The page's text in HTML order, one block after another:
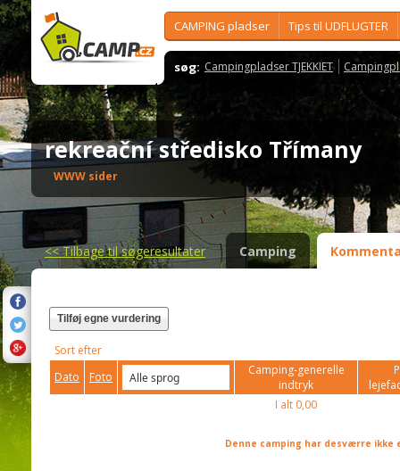
CAMPING pladser Tips til UDFLUGTER
søg: Campingpladser TJEKKIET
rekreační středisko Třímany
WWW sider
<<Tilbage til søgeresultater Camping
Tilføj egne vurdering
Sort efter
Dato
Foto
Camping-generelle
indtryk
I alt 0,00
Denne camping har desværre